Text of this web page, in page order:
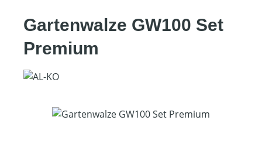
Gartenwalze GW100 Set
Premium
Bildergalerie überspringen